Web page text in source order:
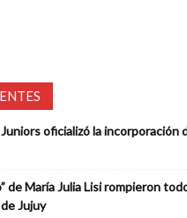
oficializó la incorporación
de María Julia Lisi rompieron
Jujuy